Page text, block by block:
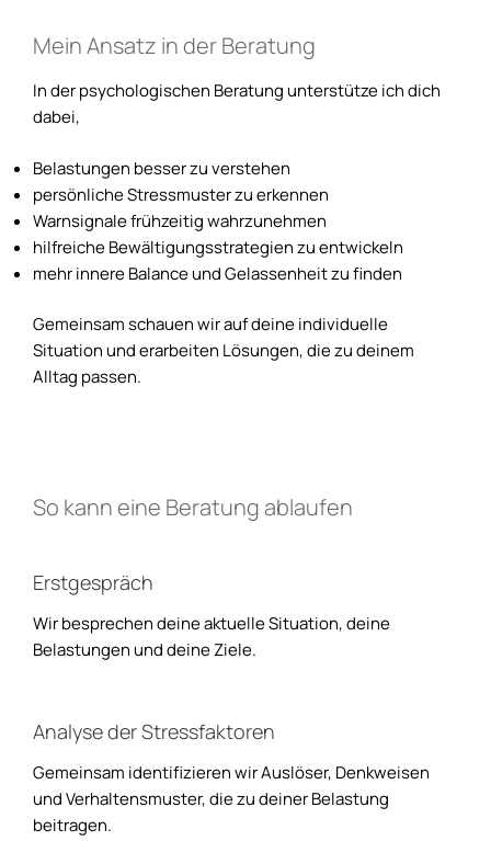
Mein Ansatz in der Beratung
In der psychologischen Beratung unterstütze ich dich
dabei,
Belastungen besser zu verstehen
persönliche Stressmuster zu erkennen
Warnsignale frühzeitig wahrzunehmen
hilfreiche Bewältigungsstrategien zu entwickeln
mehr innere Balance und Gelassenheit zu finden
Gemeinsam schauen wir auf deine individuelle
Situation und erarbeiten Lösungen, die zu deinem
Alltag passen.
So kann eine Beratung ablaufen
Erstgespräch
Wir besprechen deine aktuelle Situation, deine
Belastungen und deine Ziele.
Analyse der Stressfaktoren
Gemeinsam identifizieren wir Auslöser, Denkweisen
und Verhaltensmuster, die zu deiner Belastung
beitragen.